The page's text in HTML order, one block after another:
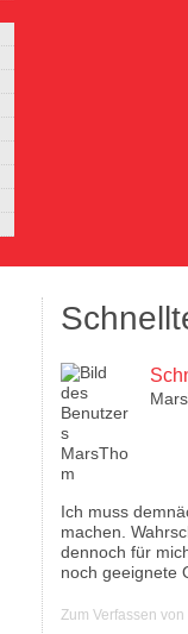
Ich muss
machen.
dennoch für
noch geeignete
Zum Verfassen